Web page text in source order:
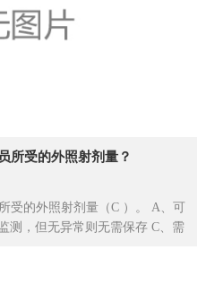
所受的外照射剂量？
受的外照射剂量（C ）。 A、可
测，但无异常则无需保存 C、需